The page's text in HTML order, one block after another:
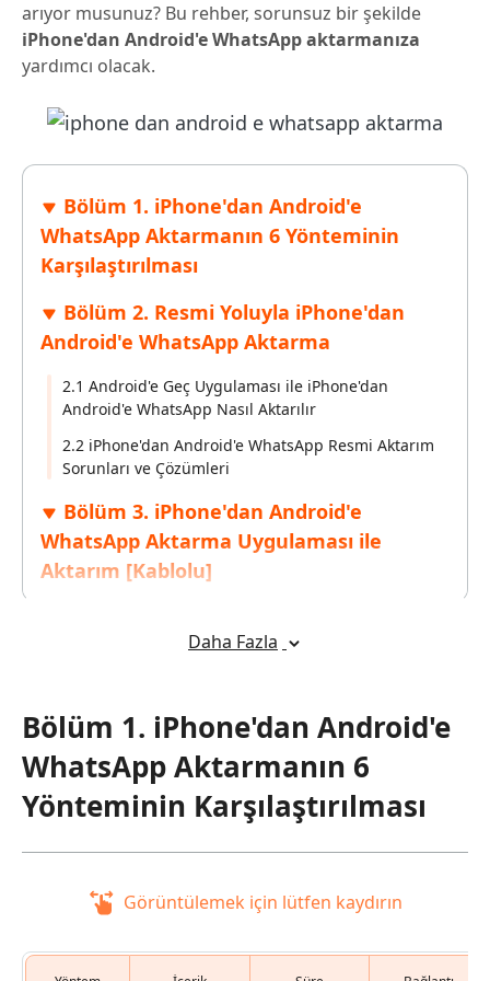
arıyor musunuz? Bu rehber, sorunsuz bir şekilde
iPhone'dan Android'e WhatsApp aktarmanıza
yardımcı olacak.
Bölüm 1. iPhone'dan Android'e
WhatsApp Aktarmanın 6 Yönteminin
Karşılaştırılması
Bölüm 2. Resmi Yoluyla iPhone'dan
Android'e WhatsApp Aktarma
2.1 Android'e Geç Uygulaması ile iPhone'dan
Android'e WhatsApp Nasıl Aktarılır
2.2 iPhone'dan Android'e WhatsApp Resmi Aktarım
Sorunları ve Çözümleri
Bölüm 3. iPhone'dan Android'e
WhatsApp Aktarma Uygulaması ile
Aktarım [Kablolu]
Android'e WhatsApp Aktarma
Popüler
3.3 Backuptrans ile iPhone'dan Android'e WhatsApp
Aktarma
Bölüm 4. iPhone'dan Android'e
WhatsApp Aktarma Kablosuz
Alternatifleri
4.1 E-posta ile iPhone'dan Android'e WhatsApp
4.2 Sohbeti Yedekleme Özelliği ile iPhone'dan
Daha Fazla
Bölüm 1. iPhone'dan Android'e
WhatsApp Aktarmanın 6
Yönteminin Karşılaştırılması
Görüntülemek için lütfen kaydırın